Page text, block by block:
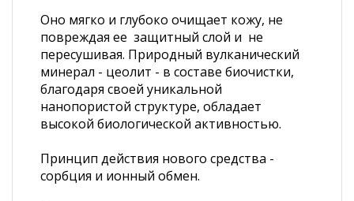
Оно мягко и глубоко очищает кожу, не
повреждая ее защитный слой и не
пересушивая. Природный вулканический
минерал - цеолит - в составе биочистки,
благодаря своей уникальной
нанопористой структуре, обладает
высокой биологической активностью.
Принцип действия нового средства -
сорбция и ионный обмен.